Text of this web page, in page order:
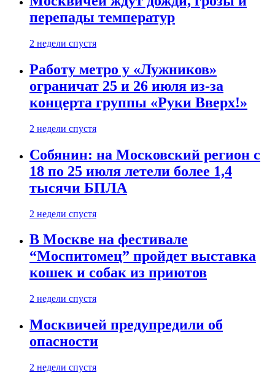
перепады температур
2 недели спустя
Работу метро у «Лужников»
ограничат 25 и 26 июля из-за
концерта группы «Руки Вверх!»
2 недели спустя
Собянин: на Московский регион с
18 по 25 июля летели более 1,4
тысячи БПЛА
2 недели спустя
В Москве на фестивале
“Моспитомец” пройдет выставка
кошек и собак из приютов
2 недели спустя
Москвичей предупредили об
опасности
2 недели спустя